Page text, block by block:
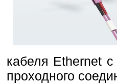
кабеля Ethernet
проходного